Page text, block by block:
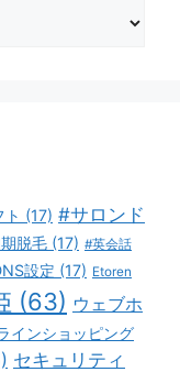
(17) #サロンド
脱毛 (17) #英会話
設定 (17) Etoren
(63) ウェブホ
インショッピング
セキュリティ